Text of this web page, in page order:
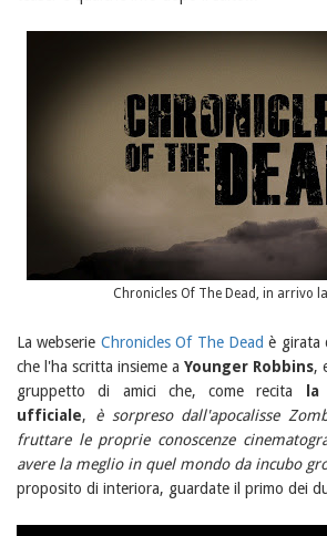
Chronicles Of The Dead, in arrivo
La webserie Chronicles Of The Dead è girata
che l'ha scritta insieme a Younger Robbins,
gruppetto di amici che, come recita
ufficiale, è sorpreso dall'apocalisse
fruttare le proprie conoscenze
avere la meglio in quel mondo da incubo
proposito di interiora, guardate il primo dei